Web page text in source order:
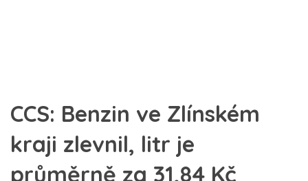
CCS: Benzin ve Zlínském
kraji zlevnil, litr je
průměrně za 31,84 Kč